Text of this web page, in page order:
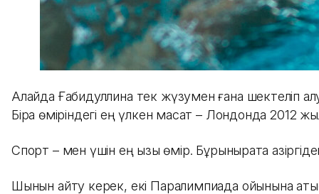
Алайда Ғабидуллина тек жүзумен ғана шектеліп
Бірақ өміріндегі ең үлкен мақсат – Лондонда
Спорт – мен үшін ең қызық өмір. Бұрынырақта
Шынын айту керек, екі Паралимпиада ойынына